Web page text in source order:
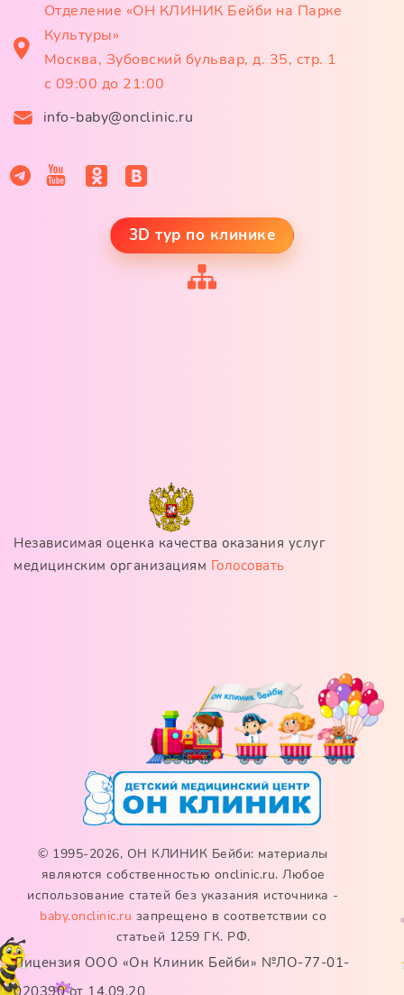
Отделение «ОН КЛИНИК Бейби на Парке
Культуры»
Москва, Зубовский бульвар, д. 35, стр. 1
с 09:00 до 21:00
info-baby@onclinic.ru
3D тур по клинике
Независимая оценка качества оказания услуг
медицинским организациям Голосовать
© 1995-2026, ОН КЛИНИК Бейби: материалы
являются собственностью onclinic.ru. Любое
использование статей без указания источника -
baby.onclinic.ru запрещено в соответствии со
статьей 1259 ГК. РФ.
Лицензия ООО «Он Клиник Бейби» №ЛО-77-01-